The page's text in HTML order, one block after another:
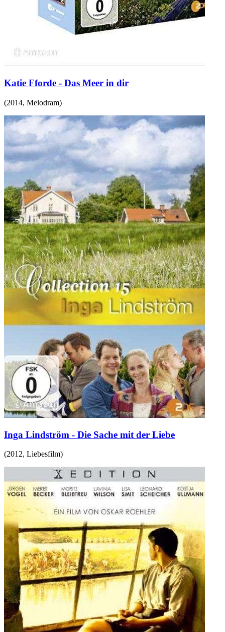
Katie Fforde - Das Meer in dir
(2014, Melodram)
Inga Lindström - Die Sache mit der Liebe
(2012, Liebesfilm)